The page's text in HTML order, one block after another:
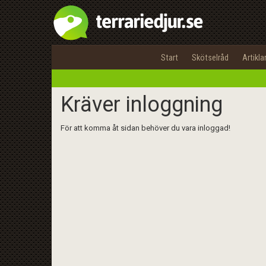
Start Skötselråd Artiklar
Kräver inloggning
För att komma åt sidan behöver du vara inloggad!